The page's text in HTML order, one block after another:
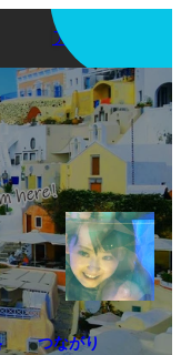
アプリを使う
つながり